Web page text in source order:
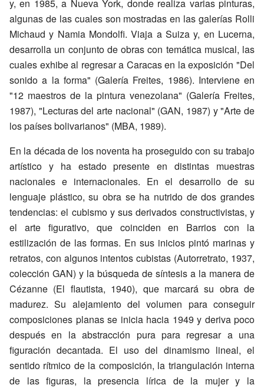
y, en 1985, a Nueva York, donde realiza varias pinturas,
algunas de las cuales son mostradas en las galerías Rolli
Michaud y Namia Mondolfi. Viaja a Suiza y, en Lucerna,
desarrolla un conjunto de obras con temática musical, las
cuales exhibe al regresar a Caracas en la exposición "Del
sonido a la forma" (Galería Freites, 1986). Interviene en
"12 maestros de la pintura venezolana" (Galería Freites,
1987), "Lecturas del arte nacional" (GAN, 1987) y "Arte de
los países bolivarianos" (MBA, 1989).
En la década de los noventa ha proseguido con su trabajo
artístico y ha estado presente en distintas muestras
nacionales e internacionales. En el desarrollo de su
lenguaje plástico, su obra se ha nutrido de dos grandes
tendencias: el cubismo y sus derivados constructivistas, y
el arte figurativo, que coinciden en Barrios con la
estilización de las formas. En sus inicios pintó marinas y
retratos, con algunos intentos cubistas (Autorretrato, 1937,
colección GAN) y la búsqueda de síntesis a la manera de
Cézanne (El flautista, 1940), que marcará su obra de
madurez. Su alejamiento del volumen para conseguir
composiciones planas se inicia hacia 1949 y deriva poco
después en la abstracción pura para regresar a una
figuración decantada. El uso del dinamismo lineal, el
sentido rítmico de la composición, la triangulación interna
de las figuras, la presencia lírica de la mujer y la